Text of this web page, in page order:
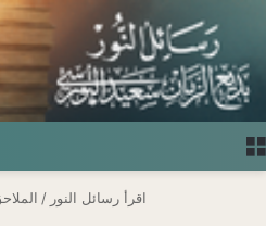
اقرأ رسائل النور /